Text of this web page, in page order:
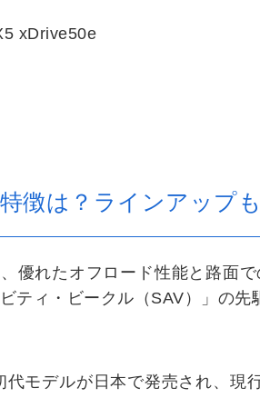
徴は？ラインアップ
、優れたオフロード性能と路面
ティ・ビークル（SAV）」の先
代モデルが日本で発売され、現